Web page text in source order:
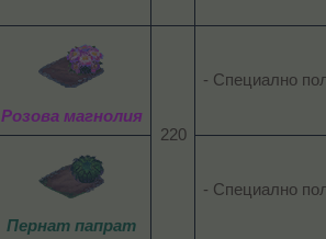
Розова магнолия
220​
- Специално
Пернат папрат
- Специално